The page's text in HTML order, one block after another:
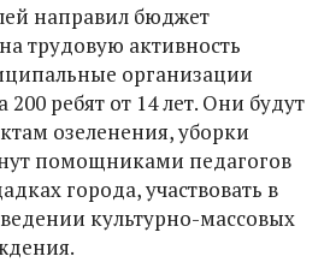
направил бюджет
трудовую активность
организации
ребят от 14 лет. Они будут
озеленения, уборки
помощниками педагогов
города, участвовать в
культурно-массовых